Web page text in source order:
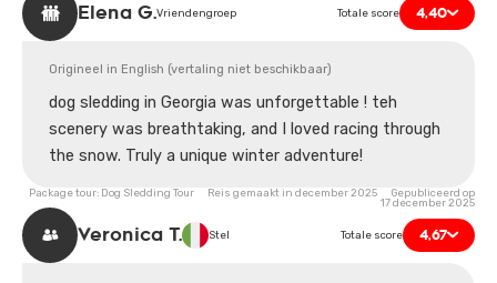
Elena G.Vriendengroep Totale score 4,40
Origineel in English (vertaling niet beschikbaar)
dog sledding in Georgia was unforgettable ! teh
scenery was breathtaking, and I loved racing through
the snow. Truly a unique winter adventure!
Package tour: Dog Sledding Tour Reis gemaakt in december 2025 Gepubliceerd op
17 december 2025
Veronica T. Stel Totale score 4,67